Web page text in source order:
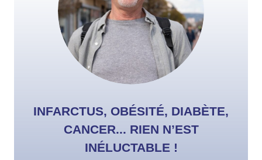
INFARCTUS, OBÉSITÉ, DIABÈTE,
CANCER... RIEN N’EST
INÉLUCTABLE !